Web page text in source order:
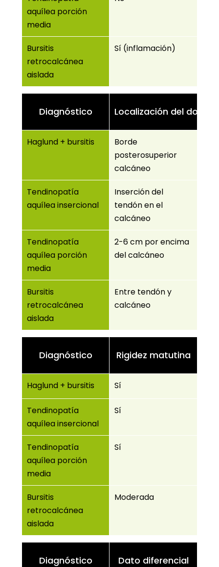
aquílea porción
media
Bursitis
retrocalcánea
aislada
Sí (inflamación)
Diagnóstico
Haglund + bursitis
Tendinopatía
aquílea insercional
Tendinopatía
aquílea porción
media
Bursitis
retrocalcánea
aislada
Localización del dolor
Borde
posterosuperior
calcáneo
Inserción del
tendón en el
calcáneo
2-6 cm por encima
del calcáneo
Entre tendón y
calcáneo
Diagnóstico
Haglund + bursitis
Tendinopatía
aquílea insercional
Tendinopatía
aquílea porción
media
Bursitis
retrocalcánea
aislada
Rigidez matutina
Sí
Sí
Sí
Moderada
Diagnóstico Dato diferencial